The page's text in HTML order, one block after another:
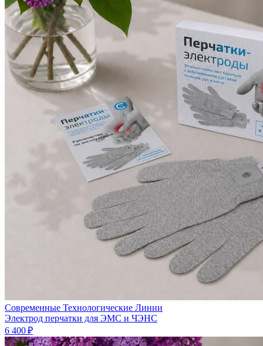
Современные Технологические Линии
Электрод перчатки для ЭМС и ЧЭНС
6 400 ₽